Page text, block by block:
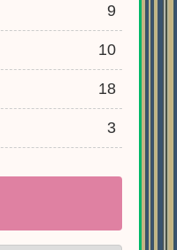
9
10
18
3